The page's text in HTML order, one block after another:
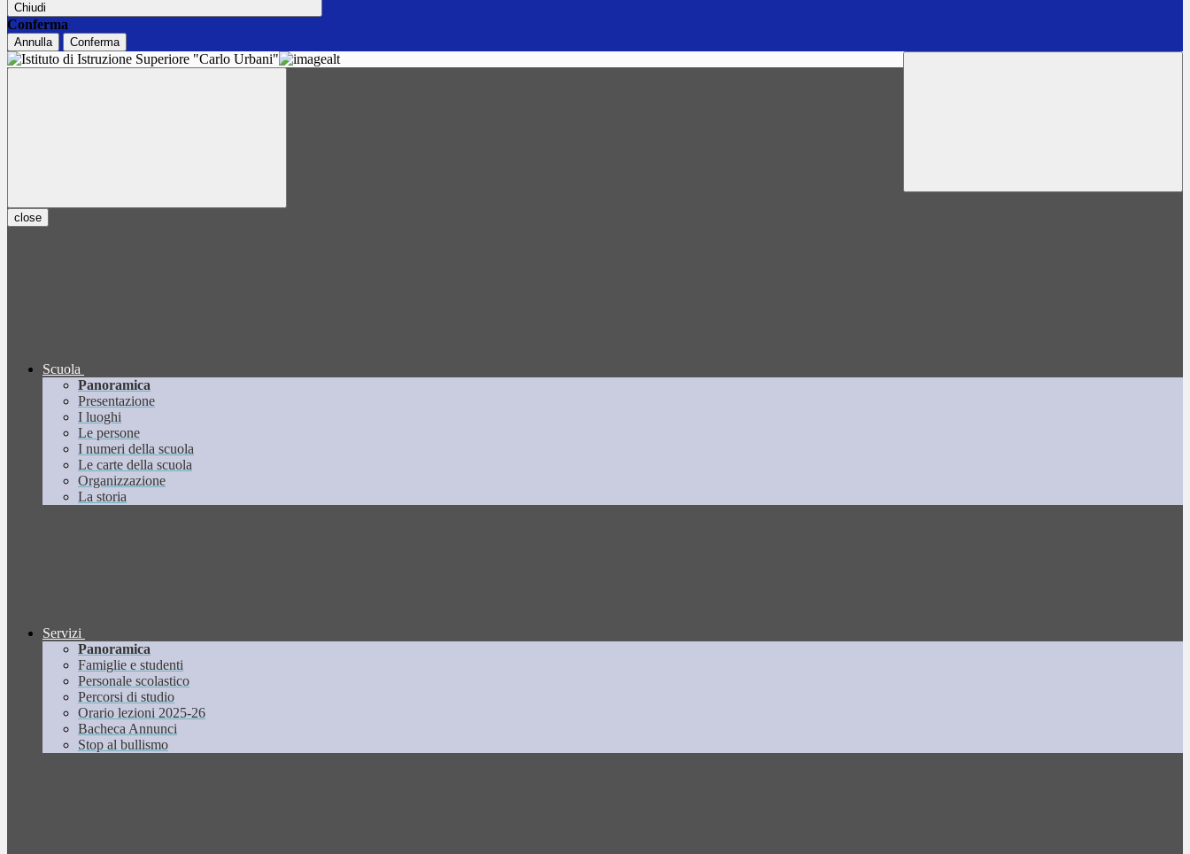
Chiudi
Conferma
Annulla Conferma
close
Scuola
Panoramica
Presentazione
I luoghi
Le persone
I numeri della scuola
Le carte della scuola
Organizzazione
La storia
Servizi
Panoramica
Famiglie e studenti
Personale scolastico
Percorsi di studio
Orario lezioni 2025-26
Bacheca Annunci
Stop al bullismo